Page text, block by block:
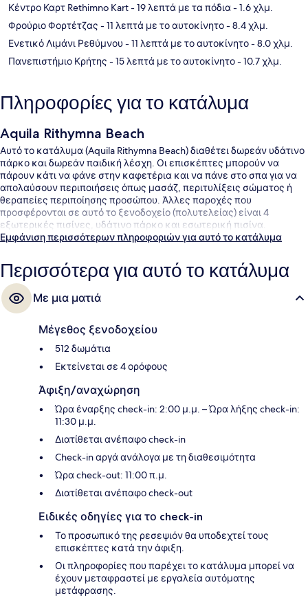
Κέντρο Καρτ Rethimno Kart- 19 λεπτά με τα πόδια- 1.6 χλμ.
Φρούριο Φορτέτζας - 11 λεπτά με το αυτοκίνητο- 8.4 χλμ.
Ενετικό Λιμάνι Ρεθύμνου - 11 λεπτά με το αυτοκίνητο- 8.0 χλμ.
Πανεπιστήμιο Κρήτης - 15 λεπτά με το αυτοκίνητο- 10.7 χλμ.
Πληροφορίες για το κατάλυμα
Aquila Rithymna Beach
Αυτό το κατάλυμα (Aquila Rithymna Beach) διαθέτει δωρεάν υδάτινο
πάρκο και δωρεάν παιδική λέσχη. Οι επισκέπτες μπορούν να
πάρουν κάτι να φάνε στην καφετέρια και να πάνε στο σπα για να
απολαύσουν περιποιήσεις όπως μασάζ, περιτυλίξεις σώματος ή
θεραπείες περιποίησης προσώπου. Άλλες παροχές που
προσφέρονται σε αυτό το ξενοδοχείο (πολυτελείας) είναι 4
εξωτερικές πισίνες, υδάτινο πάρκο και εσωτερική πισίνα.
Εμφάνιση περισσότερων πληροφοριών για αυτό το κατάλυμα
Περισσότερα για αυτό το κατάλυμα
Με μια ματιά
Μέγεθος ξενοδοχείου
512 δωμάτια
Εκτείνεται σε 4 ορόφους
Άφιξη/αναχώρηση
Ώρα έναρξης check-in: 2:00 μ.μ. – Ώρα λήξης check-in:
11:30 μ.μ.
Διατίθεται ανέπαφο check-in
Check-in αργά ανάλογα με τη διαθεσιμότητα
Ώρα check-out: 11:00 π.μ.
Διατίθεται ανέπαφο check-out
Ειδικές οδηγίες για το check-in
Το προσωπικό της ρεσεψιόν θα υποδεχτεί τους
επισκέπτες κατά την άφιξη.
Οι πληροφορίες που παρέχει το κατάλυμα μπορεί να
έχουν μεταφραστεί με εργαλεία αυτόματης
μετάφρασης.